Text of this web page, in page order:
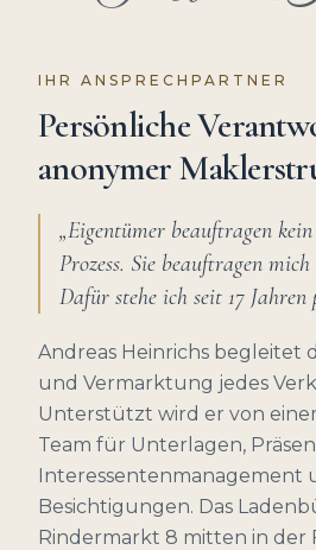
IHR ANSPRECHPARTNER
Persönliche
anonymer
„Eigentümer beauftragen
Prozess. Sie beauftragen
Dafür stehe ich seit 17 Jahren
Andreas Heinrichs begleitet
und Vermarktung jedes
Unterstützt wird er von
Team für Unterlagen,
Interessentenmanagement
Besichtigungen. Das
Rindermarkt 8 mitten in der